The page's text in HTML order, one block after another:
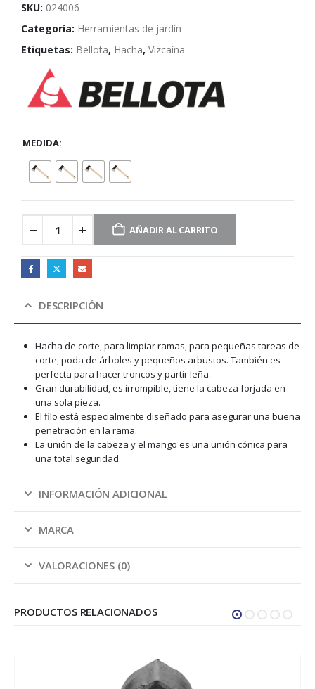
SKU: 024006
Categoría: Herramientas de jardín
Etiquetas: Bellota, Hacha, Vizcaína
MEDIDA
AÑADIR AL CARRITO
DESCRIPCIÓN
Hacha de corte, para limpiar ramas, para pequeñas tareas de
corte, poda de árboles y pequeños arbustos. También es
perfecta para hacer troncos y partir leña.
Gran durabilidad, es irrompible, tiene la cabeza forjada en
una sola pieza.
El filo está especialmente diseñado para asegurar una buena
penetración en la rama.
La unión de la cabeza y el mango es una unión cónica para
una total seguridad.
INFORMACIÓN ADICIONAL
MARCA
VALORACIONES (0)
PRODUCTOS RELACIONADOS